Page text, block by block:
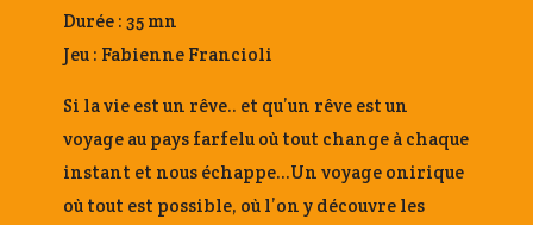
Durée : 35 mn
Jeu : Fabienne Francioli
Si la vie est un rêve.. et qu’un rêve est un
voyage au pays farfelu où tout change à chaque
instant et nous échappe…Un voyage onirique
où tout est possible, où l’on y découvre les